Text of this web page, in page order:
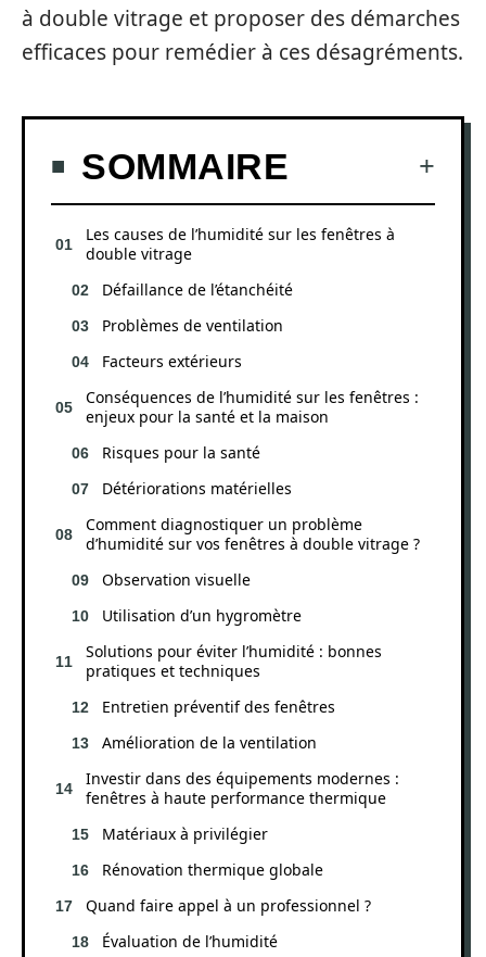
à double vitrage et proposer des démarches
efficaces pour remédier à ces désagréments.
SOMMAIRE
Les causes de l’humidité sur les fenêtres à
double vitrage
Défaillance de l’étanchéité
Problèmes de ventilation
Facteurs extérieurs
Conséquences de l’humidité sur les fenêtres :
enjeux pour la santé et la maison
Risques pour la santé
Détériorations matérielles
Comment diagnostiquer un problème
d’humidité sur vos fenêtres à double vitrage ?
Observation visuelle
Utilisation d’un hygromètre
Solutions pour éviter l’humidité : bonnes
pratiques et techniques
Entretien préventif des fenêtres
Amélioration de la ventilation
Investir dans des équipements modernes :
fenêtres à haute performance thermique
Matériaux à privilégier
Rénovation thermique globale
Quand faire appel à un professionnel ?
Évaluation de l’humidité